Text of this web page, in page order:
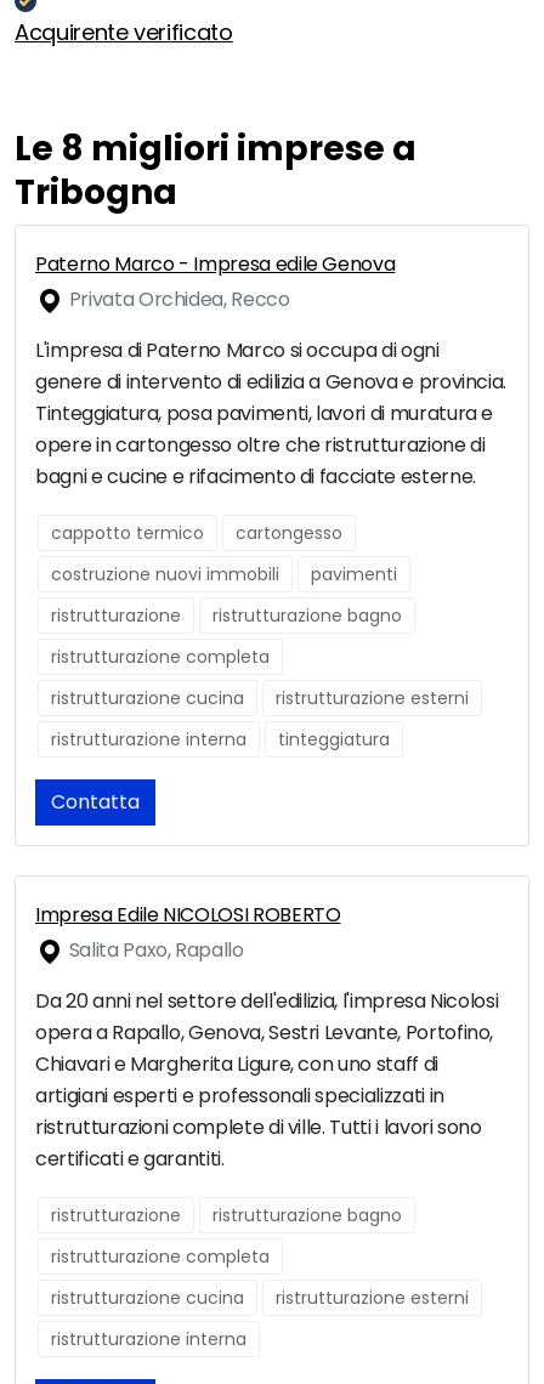
Acquirente verificato
Le 8 migliori imprese a
Tribogna
Paterno Marco - Impresa edile Genova
Privata Orchidea, Recco
L'impresa di Paterno Marco si occupa di ogni
genere di intervento di edilizia a Genova e provincia.
Tinteggiatura, posa pavimenti, lavori di muratura e
opere in cartongesso oltre che ristrutturazione di
bagni e cucine e rifacimento di facciate esterne.
cappotto termico
cartongesso
costruzione nuovi immobili
pavimenti
ristrutturazione
ristrutturazione bagno
ristrutturazione completa
ristrutturazione cucina
ristrutturazione esterni
ristrutturazione interna
tinteggiatura
Contatta
Impresa Edile NICOLOSI ROBERTO
Salita Paxo, Rapallo
Da 20 anni nel settore dell'edilizia, l'impresa Nicolosi
opera a Rapallo, Genova, Sestri Levante, Portofino,
Chiavari e Margherita Ligure, con uno staff di
artigiani esperti e professonali specializzati in
ristrutturazioni complete di ville. Tutti i lavori sono
certificati e garantiti.
ristrutturazione
ristrutturazione bagno
ristrutturazione completa
ristrutturazione cucina
ristrutturazione esterni
ristrutturazione interna